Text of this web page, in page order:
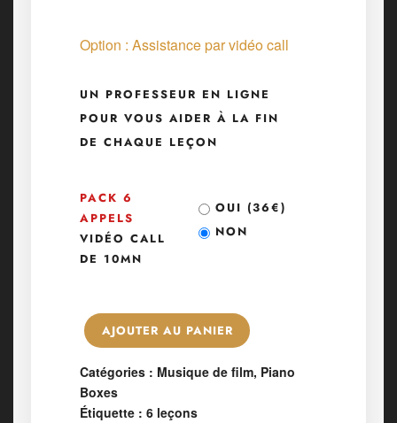
Option : Assistance par vidéo call
UN PROFESSEUR EN LIGNE
POUR VOUS AIDER À LA FIN
DE CHAQUE LEÇON
PACK 6
APPELS
VIDÉO CALL
DE 10MN
OUI (36€)
NON
AJOUTER AU PANIER
Catégories : Musique de film, Piano
Boxes
Étiquette : 6 leçons